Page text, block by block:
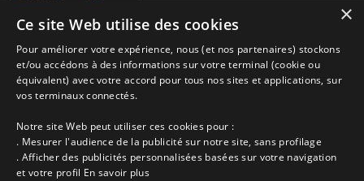
Les descriptions et photos contenues dans le site Armor-vacances sont sous
la responsabilité des propriétaires, ces informations sont indicatives et non
contractuelles. Les données sont protégées par copyright Armor-vacances.
Armor-vacances n'est pas un organisme et ne touche aucune commission
sur les locations, c'est simplement un annuaire d'hébergements de
vacances en Bretagne, un service de petites annonces de location DE
PARTICULIER A PARTICULIER.
×
Ce site Web utilise des cookies
Pour améliorer votre expérience, nous (et nos partenaires) stockons
et/ou accédons à des informations sur votre terminal (cookie ou
équivalent) avec votre accord pour tous nos sites et applications, sur
vos terminaux connectés.
Notre site Web peut utiliser ces cookies pour :
. Mesurer l'audience de la publicité sur notre site, sans profilage
. Afficher des publicités personnalisées basées sur votre navigation
et votre profil En savoir plus